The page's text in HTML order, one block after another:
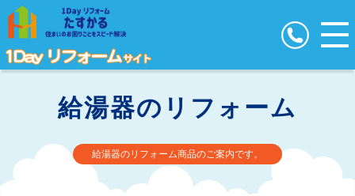
給湯器のリフォーム
給湯器のリフォーム商品のご案内です。